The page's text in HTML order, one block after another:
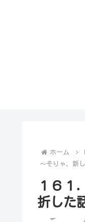
ホーム
～そりゃ、新
１６１
折した